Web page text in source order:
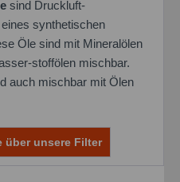
sind Druckluft-
synthetischen
Öle sind mit Mineralölen
stoffölen mischbar.
auch mischbar mit Ölen
über unsere Filter